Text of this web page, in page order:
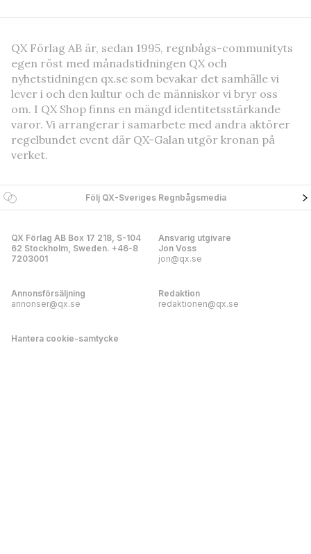
QX Förlag AB är, sedan 1995, regnbågs-communityts
egen röst med månadstidningen QX och
nyhetstidningen qx.se som bevakar det samhälle vi
lever i och den kultur och de människor vi bryr oss
om. I QX Shop finns en mängd identitetsstärkande
varor. Vi arrangerar i samarbete med andra aktörer
regelbundet event där QX-Galan utgör kronan på
verket.
Följ QX-Sveriges Regnbågsmedia
QX Förlag AB Box 17 218, S-104
62 Stockholm, Sweden. +46-8
7203001
Ansvarig utgivare
Jon Voss
jon@qx.se
Annonsförsäljning
annonser@qx.se
Redaktion
redaktionen@qx.se
Hantera cookie-samtycke